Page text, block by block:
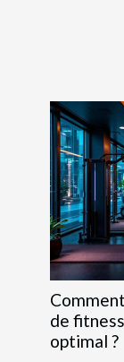
de
optimal ?